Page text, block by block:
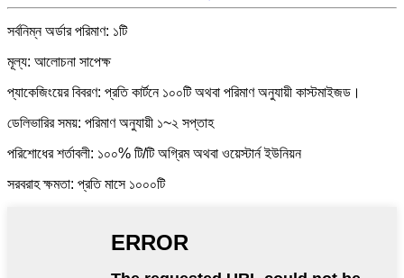
সর্বনিম্ন অর্ডার পরিমাণ: ১টি
মূল্য: আলোচনা সাপেক্ষ
প্যাকেজিংয়ের বিবরণ: প্রতি কার্টনে ১০০টি অথবা পরিমাণ অনুযায়ী কাস্টমাইজড।
ডেলিভারির সময়: পরিমাণ অনুযায়ী ১~২ সপ্তাহ
পরিশোধের শর্তাবলী: ১০০% টি/টি অগ্রিম অথবা ওয়েস্টার্ন ইউনিয়ন
সরবরাহ ক্ষমতা: প্রতি মাসে ১০০০টি